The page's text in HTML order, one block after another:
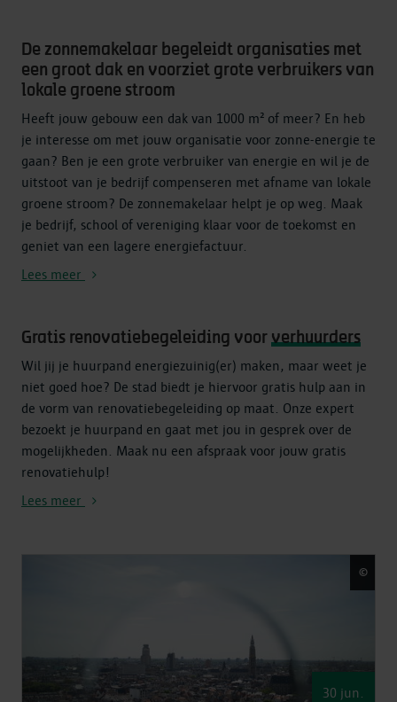
De zonnemakelaar begeleidt organisaties met
een groot dak en voorziet grote verbruikers van
lokale groene stroom
Heeft jouw gebouw een dak van 1000 m² of meer? En heb
je interesse om met jouw organisatie voor zonne-energie te
gaan? Ben je een grote verbruiker van energie en wil je de
uitstoot van je bedrijf compenseren met afname van lokale
groene stroom? De zonnemakelaar helpt je op weg. Maak
je bedrijf, school of vereniging klaar voor de toekomst en
geniet van een lagere energiefactuur.
Lees meer
Gratis renovatiebegeleiding voor verhuurders
Wil jij je huurpand energiezuinig(er) maken, maar weet je
niet goed hoe? De stad biedt je hiervoor gratis hulp aan in
de vorm van renovatiebegeleiding op maat. Onze expert
bezoekt je huurpand en gaat met jou in gesprek over de
mogelijkheden. Maak nu een afspraak voor jouw gratis
renovatiehulp!
Lees meer
©
30 jun.